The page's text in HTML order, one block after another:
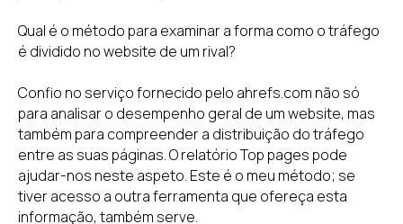
Qual é o método para examinar a forma como o tráfego
é dividido no website de um rival?
Confio no serviço fornecido pelo ahrefs.com não só
para analisar o desempenho geral de um website, mas
também para compreender a distribuição do tráfego
entre as suas páginas. O relatório Top pages pode
ajudar-nos neste aspeto. Este é o meu método; se
tiver acesso a outra ferramenta que ofereça esta
informação, também serve.